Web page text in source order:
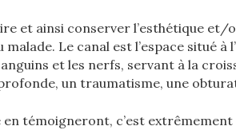
et ainsi conserver l’esthétique
Le canal est l’espace situé
et les nerfs, servant à la
un traumatisme, une
en témoigneront, c’est